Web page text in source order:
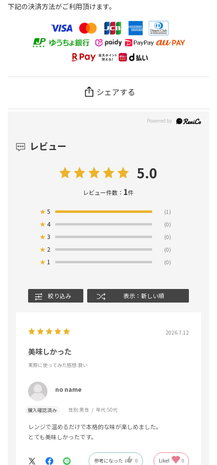
下記の決済方法がご利用頂けます。
シェアする
レビュー
5.0
レビュー件数： 1件
★5 (1)
★4 (0)
★3 (0)
★ 2 (0)
★ 1 (0)
絞り込み 表示：新しい順
2026.7.12
美味しかった
実際に使ってみた感想:良い
no name
購入確認済み 性別:男性 年代:50代
レンジで温めるだけで本格的な味が楽しめました。
とても美味しかったです。
参考になった 0 Like! 0